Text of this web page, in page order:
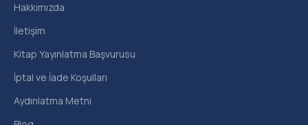
Hakkımızda
İletişim
Kitap Yayınlatma Başvurusu
İptal ve İade Koşulları
Aydınlatma Metni